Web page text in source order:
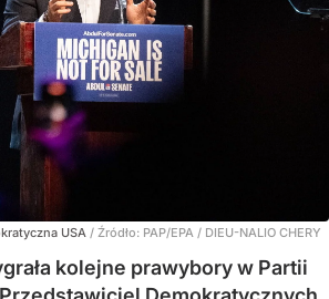
USA / Źródło: PAP/EPA / DIEU-NALIO CHERY
kolejne prawybory w Partii